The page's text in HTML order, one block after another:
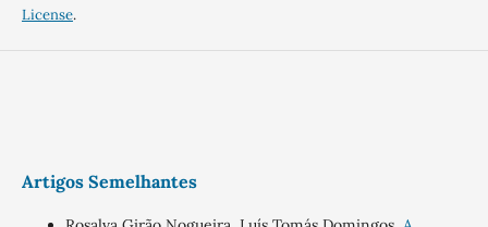
License.
Artigos Semelhantes